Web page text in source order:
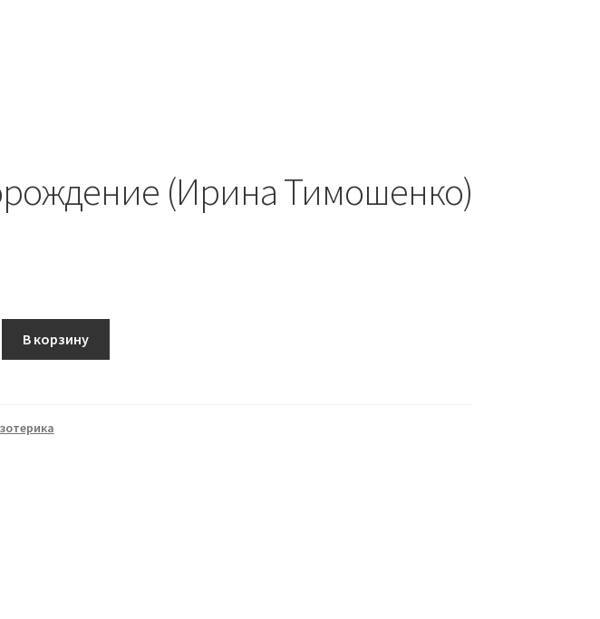
(Ирина Тимошенко)
В корзину